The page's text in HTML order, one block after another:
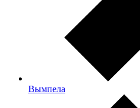
Вымпела